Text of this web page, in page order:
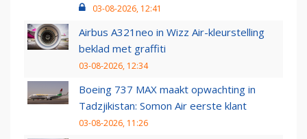
03-08-2026, 12:41
Airbus A321neo in Wizz Air-kleurstelling
beklad met graffiti
03-08-2026, 12:34
Boeing 737 MAX maakt opwachting in
Tadzjikistan: Somon Air eerste klant
03-08-2026, 11:26